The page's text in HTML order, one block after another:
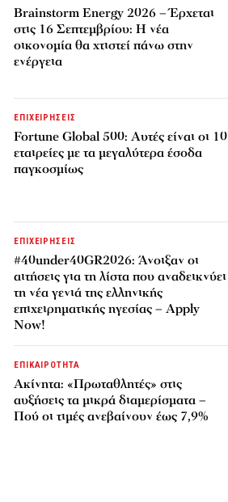
Brainstorm Energy 2026 – Έρχεται
στις 16 Σεπτεμβρίου: Η νέα
οικονομία θα χτιστεί πάνω στην
ενέργεια
ΕΠΙΧΕΙΡΗΣΕΙΣ
Fortune Global 500: Αυτές είναι οι 10
εταιρείες με τα μεγαλύτερα έσοδα
παγκοσμίως
ΕΠΙΧΕΙΡΗΣΕΙΣ
#40under40GR2026: Άνοιξαν οι
αιτήσεις για τη λίστα που αναδεικνύει
τη νέα γενιά της ελληνικής
επιχειρηματικής ηγεσίας – Apply
Now!
ΕΠΙΚΑΙΡΟΤΗΤΑ
Ακίνητα: «Πρωταθλητές» στις
αυξήσεις τα μικρά διαμερίσματα –
Πού οι τιμές ανεβαίνουν έως 7,9%